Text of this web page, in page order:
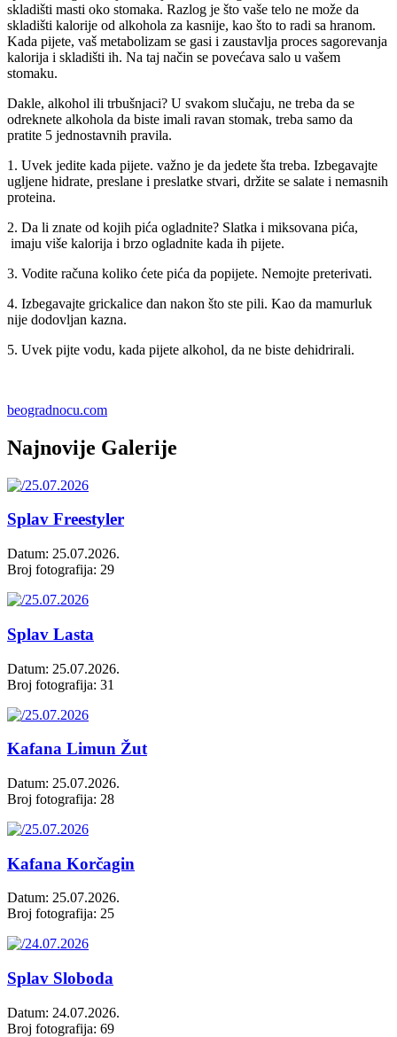
skladišti masti oko stomaka. Razlog je što vaše telo ne može da
skladišti kalorije od alkohola za kasnije, kao što to radi sa hranom.
Kada pijete, vaš metabolizam se gasi i zaustavlja proces sagorevanja
kalorija i skladišti ih. Na taj način se povećava salo u vašem
stomaku.
Dakle, alkohol ili trbušnjaci? U svakom slučaju, ne treba da se
odreknete alkohola da biste imali ravan stomak, treba samo da
pratite 5 jednostavnih pravila.
1. Uvek jedite kada pijete. važno je da jedete šta treba. Izbegavajte
ugljene hidrate, preslane i preslatke stvari, držite se salate i nemasnih
proteina.
2. Da li znate od kojih pića ogladnite? Slatka i miksovana pića,
imaju više kalorija i brzo ogladnite kada ih pijete.
3. Vodite računa koliko ćete pića da popijete. Nemojte preterivati.
4. Izbegavajte grickalice dan nakon što ste pili. Kao da mamurluk
nije dodovljan kazna.
5. Uvek pijte vodu, kada pijete alkohol, da ne biste dehidrirali.
beogradnocu.com
Najnovije Galerije
Splav Freestyler
Datum: 25.07.2026.
Broj fotografija: 29
Splav Lasta
Datum: 25.07.2026.
Broj fotografija: 31
Kafana Limun Žut
Datum: 25.07.2026.
Broj fotografija: 28
Kafana Korčagin
Datum: 25.07.2026.
Broj fotografija: 25
Splav Sloboda
Datum: 24.07.2026.
Broj fotografija: 69